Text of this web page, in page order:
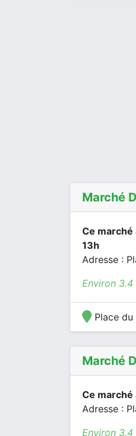
Marché
Ce marché
13h
Adresse :
Environ 3.4
Place
Marché
Ce marché
Adresse :
Environ 3.4